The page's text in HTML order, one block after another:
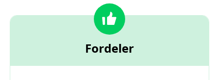
Fordeler